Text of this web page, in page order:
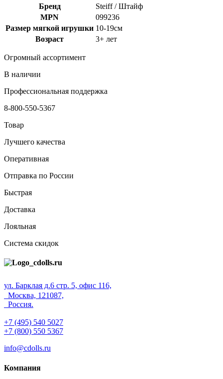
Бренд
Steiff / Штайф
MPN
099236
Размер мягкой игрушки 10-19см
Возраст
3+ лет
Огромный ассортимент
В наличии
Профессиональная поддержка
8-800-550-5367
Товар
Лучшего качества
Оперативная
Отправка по России
Быстрая
Доставка
Лояльная
Система скидок
ул. Барклая д.6 стр. 5, офис 116,
Москва, 121087,
Россия.
+7 (495) 540 5027
+7 (800) 550 5367
info@cdolls.ru
Компания